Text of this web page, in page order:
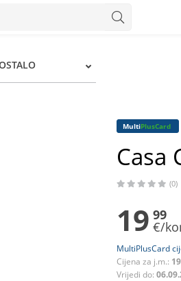
MultiPlusCard
Casa
(0)
19 99
€/
MultiPlusCard
Cijena za j.m.:
Vrijedi do: